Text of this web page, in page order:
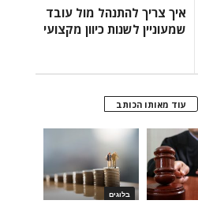
איך צריך להתנהל מול עובד
שמעוניין לשנות כיוון מקצועי
עוד מאותו הכותב
בלוגים